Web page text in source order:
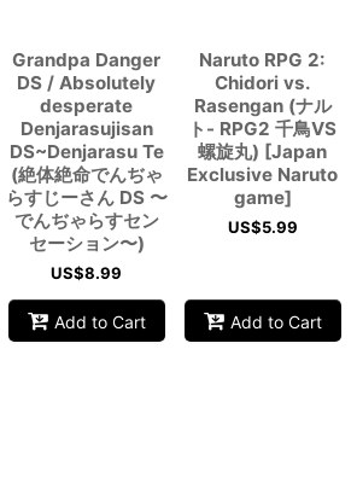
Grandpa Danger
DS / Absolutely
desperate
Denjarasujisan
DS~Denjarasu Te
(絶体絶命でんぢゃ
らすじーさん DS 〜
でんぢゃらすセン
セーション〜)
US$8.99
Add to Cart
Naruto RPG 2:
Chidori vs.
Rasengan (ナル
ト- RPG2 千鳥VS
螺旋丸) [Japan
Exclusive Naruto
game]
US$5.99
Add to Cart